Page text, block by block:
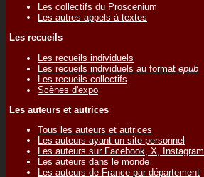
Les collectifs du Proscenium
Les autres appels à textes
Les recueils
Les recueils individuels
Les recueils individuels au format epub
Les recueils collectifs
Scènes d'expo
Les auteurs et autrices
Tous les auteurs et autrices
Les auteurs ayant un site personnel
Les auteurs sur Facebook, X, Instagram
Les auteurs dans le monde
Les auteurs de France par département